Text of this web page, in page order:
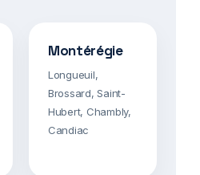
Montérégie
Longueuil,
Brossard, Saint-
Hubert, Chambly,
Candiac